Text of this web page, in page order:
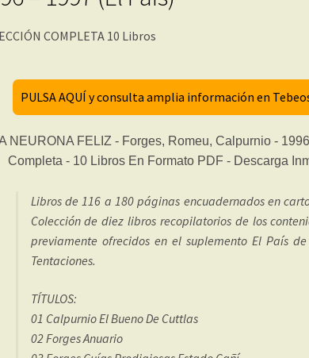
COMPLETA 10 Libros
PULSA AQUÍ y consulta amplia información en
Libros de 116 a 180 páginas encuadernados en
Colección de diez libros recopilatorios de los
previamente ofrecidos en el suplemento El País
Tentaciones.
TÍTULOS:
01 Calpurnio El Bueno De Cuttlas
02 Forges Anuario